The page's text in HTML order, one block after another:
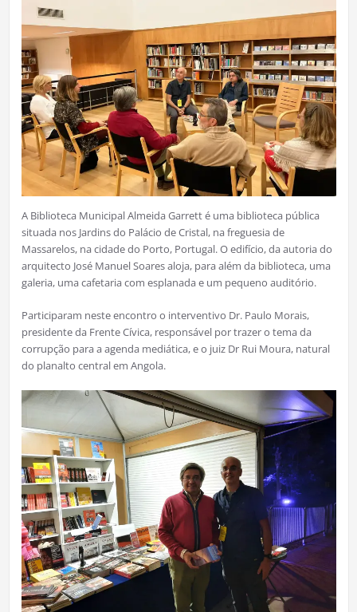
A Biblioteca Municipal Almeida Garrett é uma biblioteca pública
situada nos Jardins do Palácio de Cristal, na freguesia de
Massarelos, na cidade do Porto, Portugal. O edifício, da autoria do
arquitecto José Manuel Soares aloja, para além da biblioteca, uma
galeria, uma cafetaria com esplanada e um pequeno auditório.
Participaram neste encontro o interventivo Dr. Paulo Morais,
presidente da Frente Cívica, responsável por trazer o tema da
corrupção para a agenda mediática, e o juiz Dr Rui Moura, natural
do planalto central em Angola.